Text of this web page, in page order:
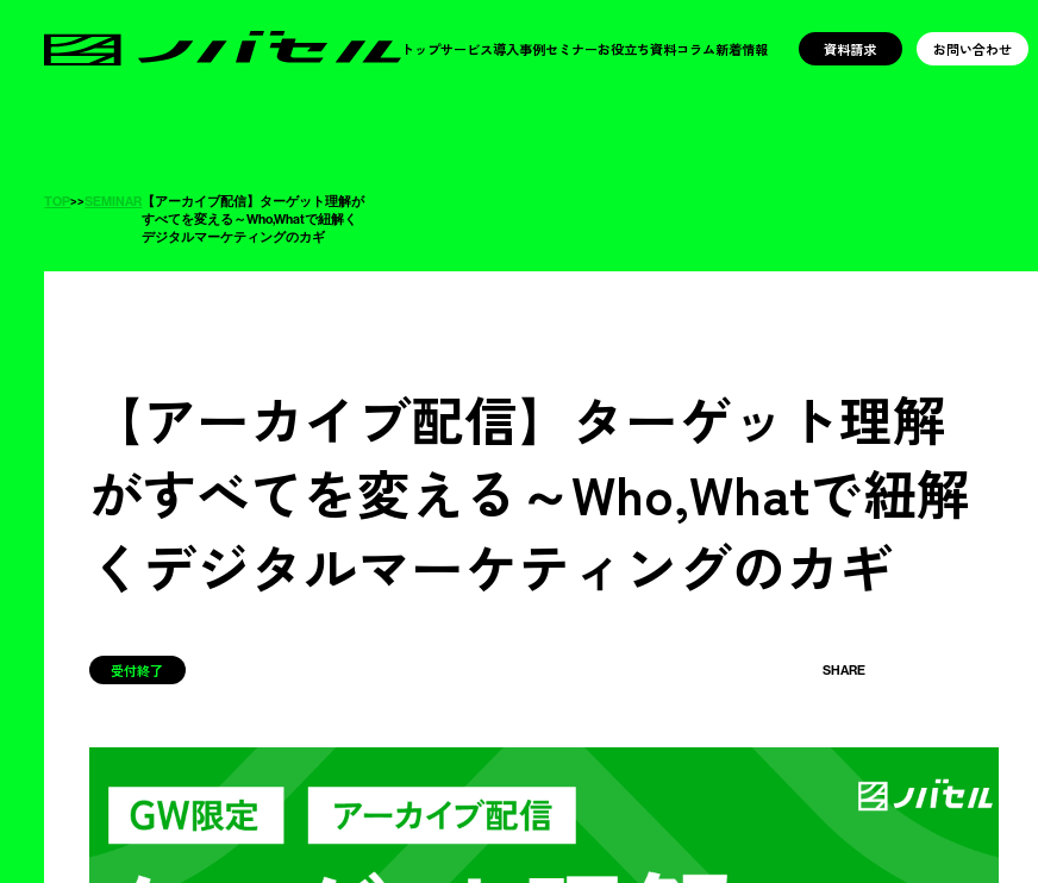
トップサービス導入事例セミナーお役立ち資料コラム新着情報 資料請求 お問い合わせ
TOP>>SEMINAR 【アーカイブ配信】ターゲット理解が
すべてを変える～Who,Whatで紐解く
デジタルマーケティングのカギ
【アーカイブ配信】ターゲット理解
がすべてを変える～Who,Whatで紐解
くデジタルマーケティングのカギ
受付終了 SHARE